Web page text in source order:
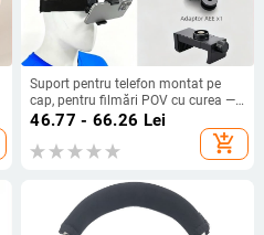
Suport pentru telefon montat pe
cap, pentru filmări POV cu curea —
Material ABS, compatibil universal,
46.77 - 66.26 Lei
add_shopping_cart